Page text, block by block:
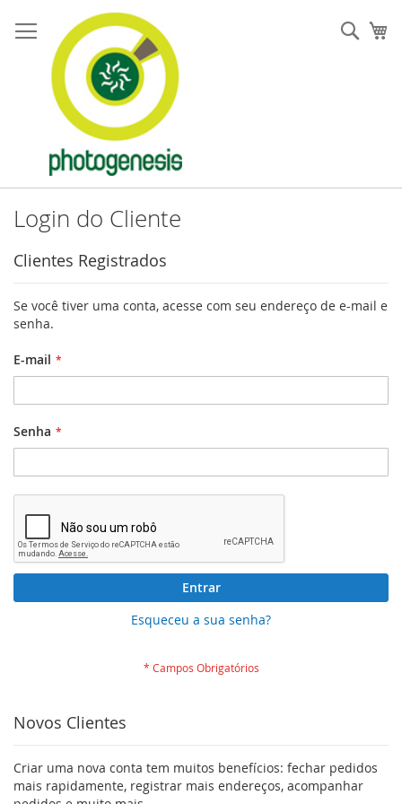
para
o
conteúdo
Login do Cliente
Clientes Registrados
Se você tiver uma conta, acesse com seu endereço de e-mail e
senha.
E-mail
Senha
Entrar
Esqueceu a sua senha?
Novos Clientes
Criar uma nova conta tem muitos benefícios: fechar pedidos
mais rapidamente, registrar mais endereços, acompanhar